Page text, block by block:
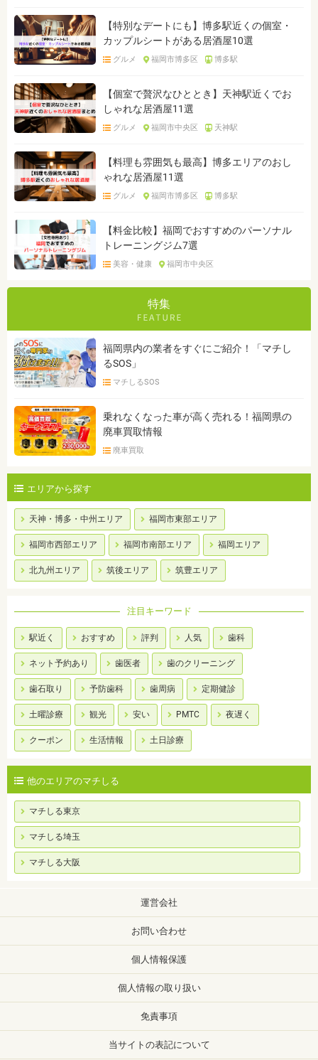
【特別なデートにも】博多駅近くの個室・
カップルシートがある居酒屋10選
グルメ 福岡市博多区 博多駅
【個室で贅沢なひととき】天神駅近くでお
しゃれな居酒屋11選
グルメ 福岡市中央区 天神駅
【料理も雰囲気も最高】博多エリアのおし
ゃれな居酒屋11選
グルメ 福岡市博多区 博多駅
【料金比較】福岡でおすすめのパーソナル
トレーニングジム7選
美容・健康 福岡市中央区
特集
福岡県内の業者をすぐにご紹介！「マチし
るSOS」
マチしるSOS
乗れなくなった車が高く売れる！福岡県の
廃車買取情報
廃車買取
エリアから探す
天神・博多・中州エリア 福岡市東部エリア
福岡市西部エリア 福岡市南部エリア 福岡エリア
北九州エリア 筑後エリア 筑豊エリア
注目キーワード
駅近く おすすめ 評判 人気 歯科
ネット予約あり 歯医者 歯のクリーニング
歯石取り 予防歯科 歯周病 定期健診
土曜診療 観光 安い PMTC 夜遅く
クーポン 生活情報 土日診療
他のエリアのマチしる
マチしる東京
マチしる埼玉
マチしる大阪
運営会社
お問い合わせ
個人情報保護
個人情報の取り扱い
免責事項
当サイトの表記について